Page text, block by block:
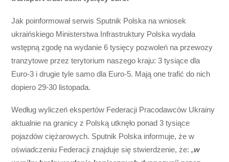
Jak poinformował serwis Sputnik Polska na wniosek
ukraińskiego Ministerstwa Infrastruktury Polska wydała
wstępną zgodę na wydanie 6 tysięcy pozwoleń na przewozy
tranzytowe przez terytorium naszego kraju: 3 tysiące dla
Euro-3 i drugie tyle samo dla Euro-5. Mają one trafić do nich
dopiero 29-30 listopada.
Według wyliczeń ekspertów Federacji Pracodawców Ukrainy
aktualnie na granicy z Polską utknęło ponad 3 tysiące
pojazdów ciężarowych. Sputnik Polska informuje, że w
oświadczeniu Federacji znajduje się stwierdzenie, że:„w